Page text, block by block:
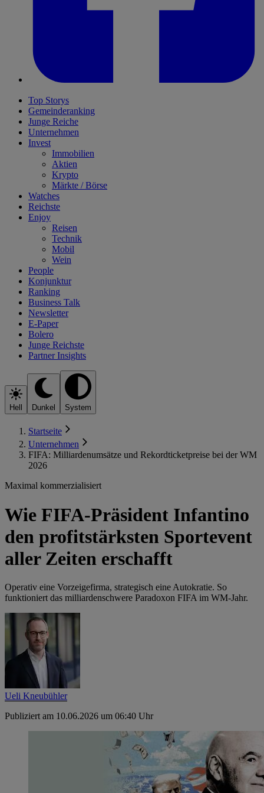
Top Storys
Gemeinderanking
Junge Reiche
Unternehmen
Invest
Immobilien
Aktien
Krypto
Märkte / Börse
Watches
Reichste
Enjoy
Reisen
Technik
Mobil
Wein
People
Konjunktur
Ranking
Business Talk
Newsletter
E-Paper
Bolero
Junge Reichste
Partner Insights
Hell Dunkel System
Startseite
Unternehmen
FIFA: Milliardenumsätze und Rekordticketpreise bei der WM
2026
Maximal kommerzialisiert
Wie FIFA-Präsident Infantino
den profitstärksten Sportevent
aller Zeiten erschafft
Operativ eine Vorzeigefirma, strategisch eine Autokratie. So
funktioniert das milliardenschwere Paradoxon FIFA im WM-Jahr.
Ueli Kneubühler
Publiziert am 10.06.2026 um 06:40 Uhr